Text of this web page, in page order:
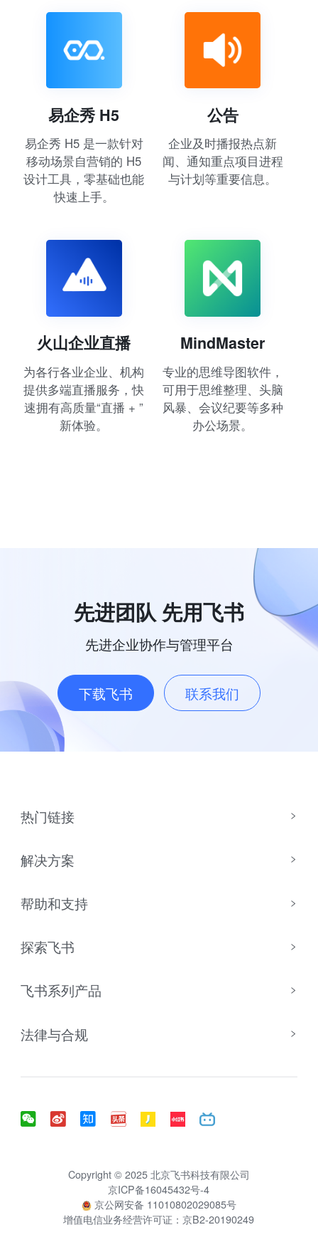
易企秀 H5
易企秀 H5 是一款针对
移动场景自营销的 H5
设计工具，零基础也能
快速上手。
公告
企业及时播报热点新
闻、通知重点项目进程
与计划等重要信息。
火山企业直播
为各行各业企业、机构
提供多端直播服务，快
速拥有高质量“直播 + ”
新体验。
MindMaster
专业的思维导图软件，
可用于思维整理、头脑
风暴、会议纪要等多种
办公场景。
先进团队 先用飞书
先进企业协作与管理平台
下载飞书 联系我们
热门链接
解决方案
帮助和支持
探索飞书
飞书系列产品
法律与合规
Copyright © 2025 北京飞书科技有限公司
京ICP备16045432号-4
京公网安备 11010802029085号
增值电信业务经营许可证：京B2-20190249